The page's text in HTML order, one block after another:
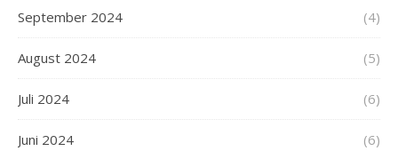
September 2024 (4)
August 2024 (5)
Juli 2024 (6)
Juni 2024 (6)